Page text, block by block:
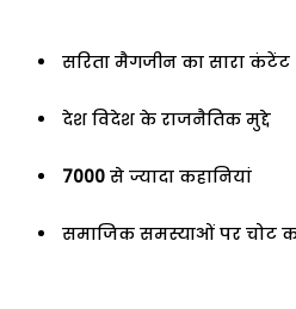
सरिता मैगजीन का सारा कंटेंट
देश विदेश के राजनैतिक मुद्दे
7000 से ज्यादा कहानियां
समाजिक समस्याओं पर चोट